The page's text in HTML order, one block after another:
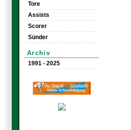
Tore
Assists
Scorer
Sünder
Archiv
1991 - 2025